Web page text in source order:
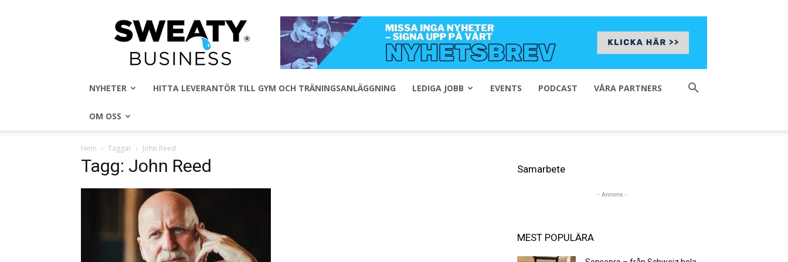
Sweaty
Business
NYHETER HITTA LEVERANTÖR TILL GYM OCH TRÄNINGSANLÄGGNING LEDIGA JOBB EVENTS PODCAST VÅRA PARTNERS
OM OSS
Hem Taggar John Reed
Tagg: John Reed Samarbete
- Annons -
MEST POPULÄRA